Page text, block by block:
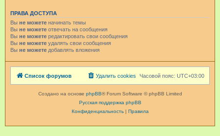
ПРАВА ДОСТУПА
Вы не можете начинать темы
Вы не можете отвечать на сообщения
Вы не можете редактировать свои сообщения
Вы не можете удалять свои сообщения
Вы не можете добавлять вложения
Список форумов Часовой пояс: UTC+03:00
Удалить cookies
Создано на основе phpBB® Forum Software © phpBB Limited
Русская поддержка phpBB
Конфиденциальность| Правила